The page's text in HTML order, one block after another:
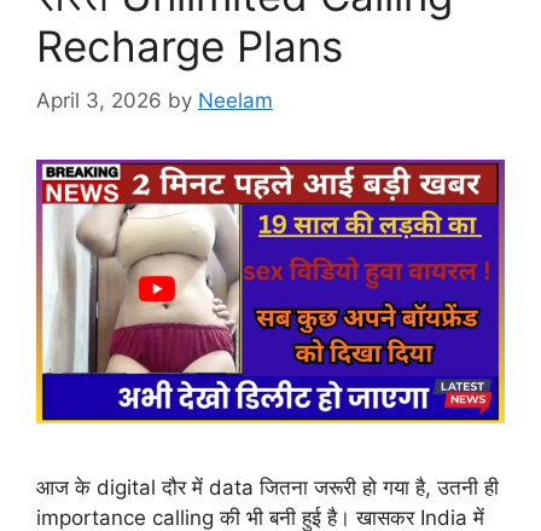
Recharge Plans
April 3, 2026 by Neelam
आज के digital दौर में data जितना जरूरी हो गया है, उतनी ही
importance calling की भी बनी हुई है। खासकर India में